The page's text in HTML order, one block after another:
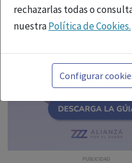
rechazarlas todas o
nuestraPolítica de Cookies.
Toda la información
referida a productos del
tanto, dirigida a
facultados para prescribir
con ejercicio profesional.
fármacos se facilita a
Configurar
PUBLICIDAD